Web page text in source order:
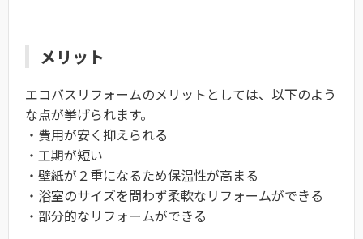
メリット
エコバスリフォームのメリットとしては、以下のよう
な点が挙げられます。
・費用が安く抑えられる
・工期が短い
・壁紙が２重になるため保温性が高まる
・浴室のサイズを問わず柔軟なリフォームができる
・部分的なリフォームができる